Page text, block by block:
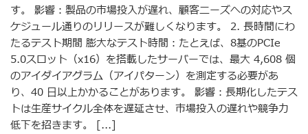
す。 影響：製品の市場投入が遅れ、顧客ニーズへの対応やス
ケジュール通りのリリースが難しくなります。 2. 長時間にわ
たるテスト期間 膨大なテスト時間：たとえば、8基のPCIe
5.0スロット（x16）を搭載したサーバーでは、最大 4,608 個
のアイダイアグラム（アイパターン）を測定する必要があ
り、40 日以上かかることがあります。 影響：長期化したテス
トは生産サイクル全体を遅延させ、市場投入の遅れや競争力
低下を招きます。 [...]